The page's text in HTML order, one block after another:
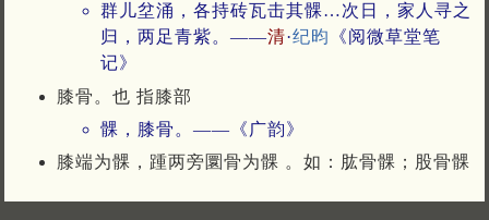
群儿坌涌，各持砖瓦击其髁…次日，家人寻之
归，两足青紫。——清·纪昀
《阅微草堂笔
记》
膝骨。也 指膝部
髁，膝骨。——《广韵》
膝端为髁，踵两旁圜骨为髁 。如：肱骨髁；股骨髁